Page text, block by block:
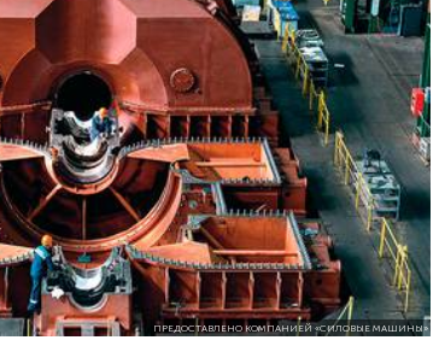
ПРЕДОСТАВЛЕНО КОМПАНИЕЙ «СИЛОВЫЕ МАШИНЫ»